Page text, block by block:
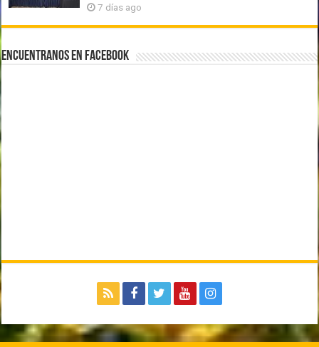
7 días ago
Encuentranos en Facebook